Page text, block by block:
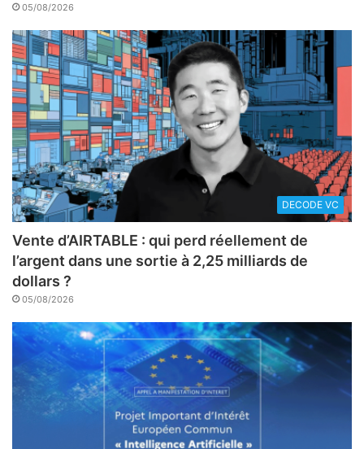
05/08/2026
DECODE VC
Vente d’AIRTABLE : qui perd réellement de
l’argent dans une sortie à 2,25 milliards de
dollars ?
05/08/2026